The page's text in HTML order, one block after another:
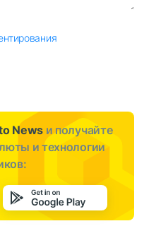
News и получайте
и технологии